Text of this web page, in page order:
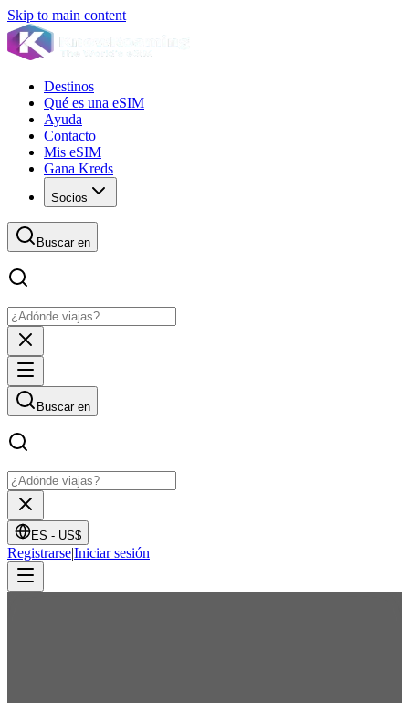
Skip to main content
Destinos
Qué es una eSIM
Ayuda
Contacto
Mis eSIM
Gana Kreds
Socios
Buscar en
Buscar en
ES - US$
Registrarse|Iniciar sesión